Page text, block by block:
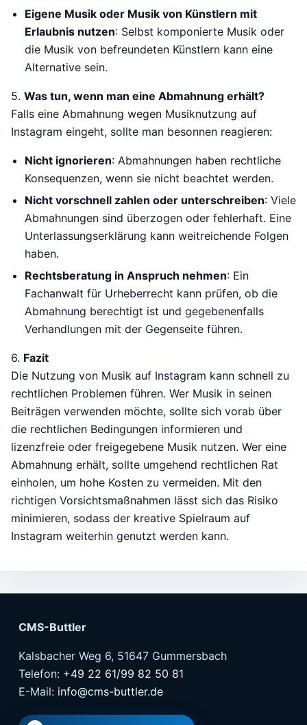
Eigene Musik oder Musik von Künstlern mit
Erlaubnis nutzen: Selbst komponierte Musik oder
die Musik von befreundeten Künstlern kann eine
Alternative sein.
5. Was tun, wenn man eine Abmahnung erhält?
Falls eine Abmahnung wegen Musiknutzung auf
Instagram eingeht, sollte man besonnen reagieren:
Nicht ignorieren: Abmahnungen haben rechtliche
Konsequenzen, wenn sie nicht beachtet werden.
Nicht vorschnell zahlen oder unterschreiben: Viele
Abmahnungen sind überzogen oder fehlerhaft. Eine
Unterlassungserklärung kann weitreichende Folgen
haben.
Rechtsberatung in Anspruch nehmen: Ein
Fachanwalt für Urheberrecht kann prüfen, ob die
Abmahnung berechtigt ist und gegebenenfalls
Verhandlungen mit der Gegenseite führen.
6. Fazit
Die Nutzung von Musik auf Instagram kann schnell zu
rechtlichen Problemen führen. Wer Musik in seinen
Beiträgen verwenden möchte, sollte sich vorab über
die rechtlichen Bedingungen informieren und
lizenzfreie oder freigegebene Musik nutzen. Wer eine
Abmahnung erhält, sollte umgehend rechtlichen Rat
einholen, um hohe Kosten zu vermeiden. Mit den
richtigen Vorsichtsmaßnahmen lässt sich das Risiko
minimieren, sodass der kreative Spielraum auf
Instagram weiterhin genutzt werden kann.
CMS-Buttler
Kalsbacher Weg 6, 51647 Gummersbach
Telefon: +49 22 61/99 82 50 81
E-Mail: info@cms-buttler.de